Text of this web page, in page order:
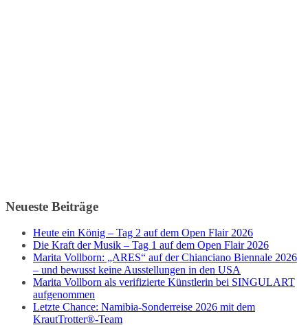
Neueste Beiträge
Heute ein König – Tag 2 auf dem Open Flair 2026
Die Kraft der Musik – Tag 1 auf dem Open Flair 2026
Marita Vollborn: „ARES“ auf der Chianciano Biennale 2026
– und bewusst keine Ausstellungen in den USA
Marita Vollborn als verifizierte Künstlerin bei SINGULART
aufgenommen
Letzte Chance: Namibia-Sonderreise 2026 mit dem
KrautTrotter®-Team